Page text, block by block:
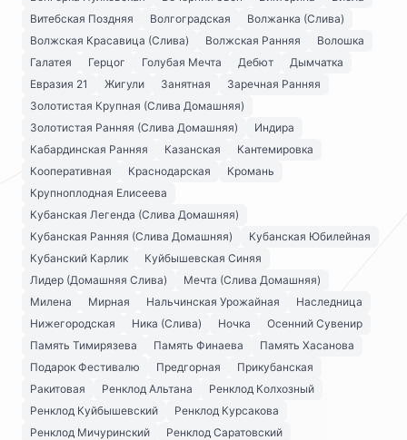
Витебская Поздняя
Волгоградская
Волжанка (Слива)
Волжская Красавица (Слива)
Волжская Ранняя
Волошка
Галатея
Герцог Голубая Мечта Дебют
Дымчатка
Евразия 21
Жигули Занятная
Заречная Ранняя
Золотистая Крупная (Слива Домашняя)
Золотистая Ранняя (Слива Домашняя)
Индира
Кабардинская Ранняя
Казанская
Кантемировка
Кооперативная
Краснодарская
Кромань
Крупноплодная Елисеева
Кубанская Легенда (Слива Домашняя)
Кубанская Ранняя (Слива Домашняя)
Кубанская Юбилейная
Кубанский Карлик
Куйбышевская Синяя
Лидер (Домашняя Слива)
Мечта (Слива Домашняя)
Милена
Мирная Нальчинская Урожайная
Наследница
Нижегородская
Ника (Слива) Ночка
Осенний Сувенир
Память Тимирязева
Память Финаева
Память Хасанова
Подарок Фестивалю
Предгорная
Прикубанская
Ракитовая
Ренклод Альтана
Ренклод Колхозный
Ренклод Куйбышевский
Ренклод Курсакова
Ренклод Мичуринский
Ренклод Саратовский